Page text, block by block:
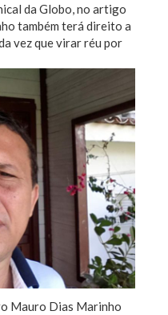
da Globo, no artigo
também terá direito a
vez que virar réu por
Mauro Dias Marinho